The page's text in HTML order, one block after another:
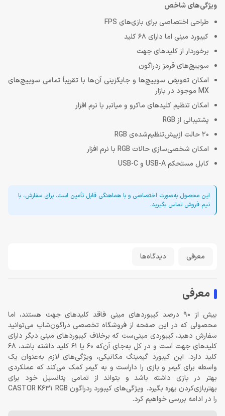
ویژگی‌های شاخص
طراحی اختصاصی برای بازی‌های FPS
کیبورد مینی اما دارای 68 کلید
برخوردار از کلیدهای جهت
سوییچ‌های قرمز ردراگون
امکان تعویض سوییچ‌ها و جایگزینی آن‌ها با تقریباً تمامی سوییچ‌های
MX موجود در بازار
امکان تنظیم کلیدهای ماکرو و میانبر با نرم افزار
پشتیبانی از RGB
20 حالت ازپیش‌تنظیم‌شده‌ی RGB
امکان شخصی‌سازی حالات RGB با نرم افزار
کابل مستحکم USB-A و USB-C
این محصول به‌صورت اختصاصی و با هماهنگی قابل تأمین است. برای سفارش، با
تیم فروش تماس بگیرید.
معرفی دیدگاه‌ها
معرفی
بیش از 90 درصد کیبوردهای مینی فاقد کلیدهای جهت هستند، اما
محصولی که در این صفحه از فروشگاه تخصصی دراگون‌شاپ می‌توانید
سفارش دهید، کیبوردی مینی‌ست که برخلاف کیبوردهای مینی دیگر دارای
کلیدهای جهت است و در کل به‌جای آن‌که 60 یا 61 کلید داشته باشد، 68
کلید دارد. این کیبورد گیمینگ مکانیکی، ویژگی‌های لازم به‌عنوان یک
واسطه برای گیمر و بازی را داراست و به گیمر کمک می‌کند که عملکردی
بهتر در بازی داشته باشد و بتواند از تمامی پتانسیل خود برای
بهتربازی‌کردن بهره بگیرد. ویژگی‌های کیبورد ردراگون CASTOR K631 RGB
را در ادامه بررسی خواهیم کرد.